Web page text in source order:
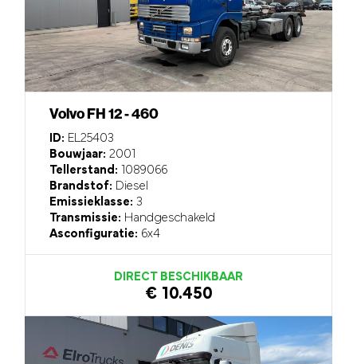
Volvo FH 12 - 460
ID: EL25403
Bouwjaar: 2001
Tellerstand: 1089066
Brandstof: Diesel
Emissieklasse: 3
Transmissie: Handgeschakeld
Asconfiguratie: 6x4
DIRECT BESCHIKBAAR
€ 10.450